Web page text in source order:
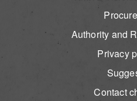
Authority and
Privacy
Contact